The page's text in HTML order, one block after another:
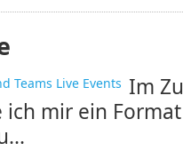
Teams Live Events Im
ich mir ein